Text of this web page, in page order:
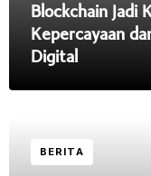
Blockchain Jadi
Kepercayaan
Digital
BERITA